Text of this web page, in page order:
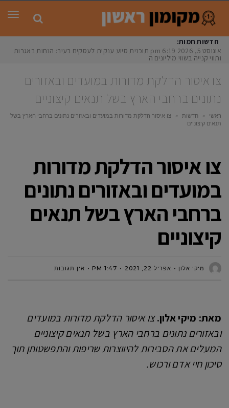
חדשות חמות:
אוגוסט 5, 2026
6:19 pm תוכנית סיוע ענקית לעסקים בעיר: הנחות באגרות
ותווי קנייה בשווי מיליונים הצעתו
צו איסור הדלקת מדורות במועדים ובאזורים
נתונים ברחבי הארץ בשל תנאים קיצוניים
ראשי » חדשות »
צו איסור הדלקת מדורות במועדים ובאזורים נתונים ברחבי הארץ בשל
תנאים קיצוניים
צו איסור הדלקת מדורות
במועדים ובאזורים נתונים
ברחבי הארץ בשל תנאים
קיצוניים
מיקי אלון אפריל 22, 2021 1:47 PM אין תגובות
מאת: מיקי אלון. צו איסור הדלקת מדורות במועדים
ובאזורים נתונים ברחבי הארץ בשל תנאים קיצוניים
המעלים את הסבירות להיווצרות שריפות והתפשטותן תוך
סיכון חיי אדם ורכוש.